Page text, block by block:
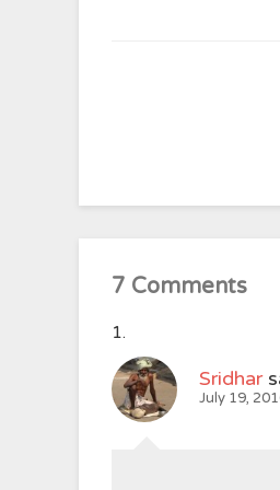
7 Comments
Sridhar
July 19,